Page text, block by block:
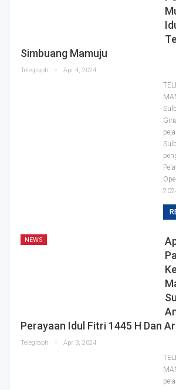
Simbuang Mamuju
Telegraph Apr 4, 2024
NEWS
Perayaan Idul Fitri 1445 H Dan
Telegraph Apr 3, 2024